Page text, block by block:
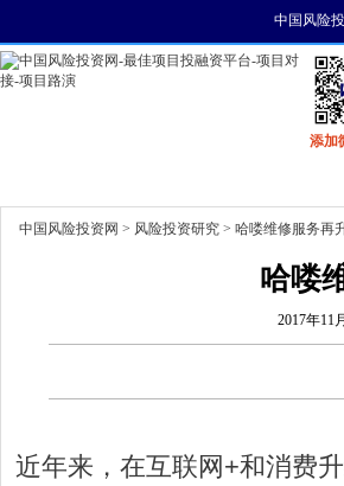
中国风险
添加
中国风险投资网 > 风险投资研究 > 哈喽维修服务再
哈喽
2017年11
近年来，在互联网+和消费